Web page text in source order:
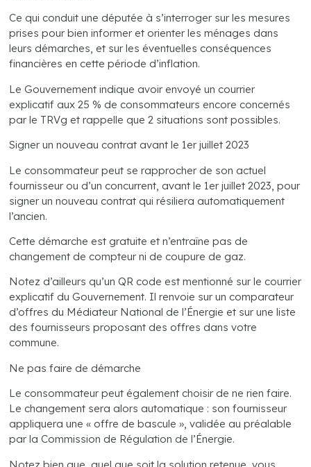
Ce qui conduit une députée à s’interroger sur les mesures
prises pour bien informer et orienter les ménages dans
leurs démarches, et sur les éventuelles conséquences
financières en cette période d’inflation.
Le Gouvernement indique avoir envoyé un courrier
explicatif aux 25 % de consommateurs encore concernés
par le TRVg et rappelle que 2 situations sont possibles.
Signer un nouveau contrat avant le 1er juillet 2023
Le consommateur peut se rapprocher de son actuel
fournisseur ou d’un concurrent, avant le 1er juillet 2023, pour
signer un nouveau contrat qui résiliera automatiquement
l’ancien.
Cette démarche est gratuite et n’entraîne pas de
changement de compteur ni de coupure de gaz.
Notez d’ailleurs qu’un QR code est mentionné sur le courrier
explicatif du Gouvernement. Il renvoie sur un comparateur
d’offres du Médiateur National de l’Énergie et sur une liste
des fournisseurs proposant des offres dans votre
commune.
Ne pas faire de démarche
Le consommateur peut également choisir de ne rien faire.
Le changement sera alors automatique : son fournisseur
appliquera une « offre de bascule », validée au préalable
par la Commission de Régulation de l’Énergie.
Notez bien que, quel que soit la solution retenue, vous